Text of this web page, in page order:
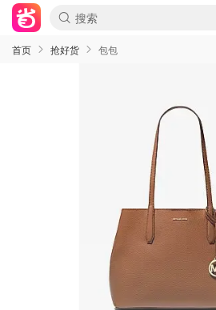
首页 抢好货 包包